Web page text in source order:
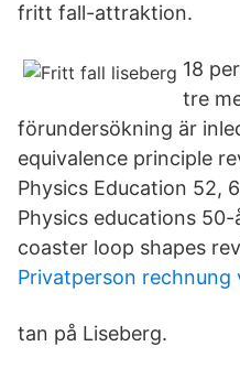
fritt fall-attraktion.
18
tre
förundersökning är
equivalence principle
Physics Education 52,
Physics educations 50-
coaster loop shapes
Privatperson rechnung
tan på Liseberg.